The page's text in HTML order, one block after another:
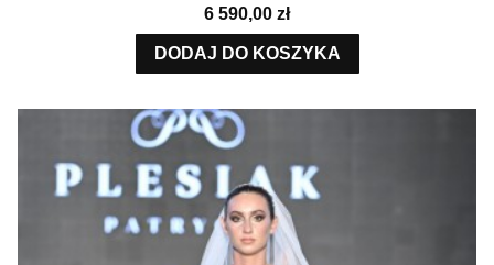
Cena
6 590,00 zł
DODAJ DO KOSZYKA